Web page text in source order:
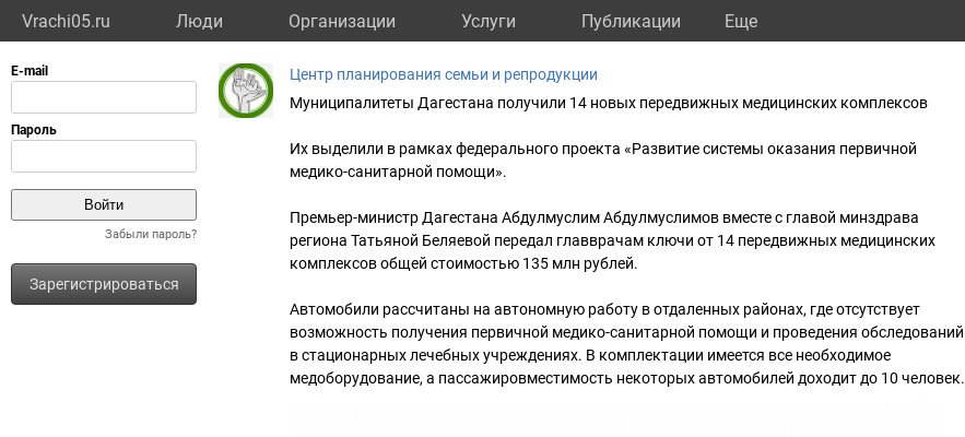
Vrachi05.ru Люди Организации Услуги Публикации Eще
Забыли пароль?
Зарегистрироваться
Центр планирования семьи и репродукции
Муниципалитеты Дагестана получили 14 новых передвижных медицинских комплексов
Их выделили в рамках федерального проекта «Развитие системы оказания первичной
медико-санитарной помощи».
Премьер-министр Дагестана Абдулмуслим Абдулмуслимов вместе с главой минздрава
региона Татьяной Беляевой передал главврачам ключи от 14 передвижных медицинских
комплексов общей стоимостью 135 млн рублей.
Автомобили рассчитаны на автономную работу в отдаленных районах, где отсутствует
возможность получения первичной медико-санитарной помощи и проведения обследований
в стационарных лечебных учреждениях. В комплектации имеется все необходимое
медоборудование, а пассажировместимость некоторых автомобилей доходит до 10 человек.